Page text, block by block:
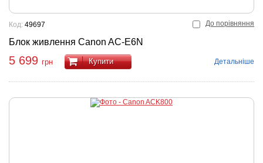
До порівняння
Блок живлення Canon AC-E6N
Код: 49697
5 699 грн Купити Детальніше